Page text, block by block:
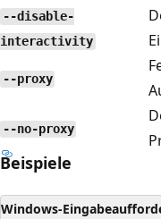
--disable-
interactivity
--proxy
--no-proxy
Beispiele
Windows-